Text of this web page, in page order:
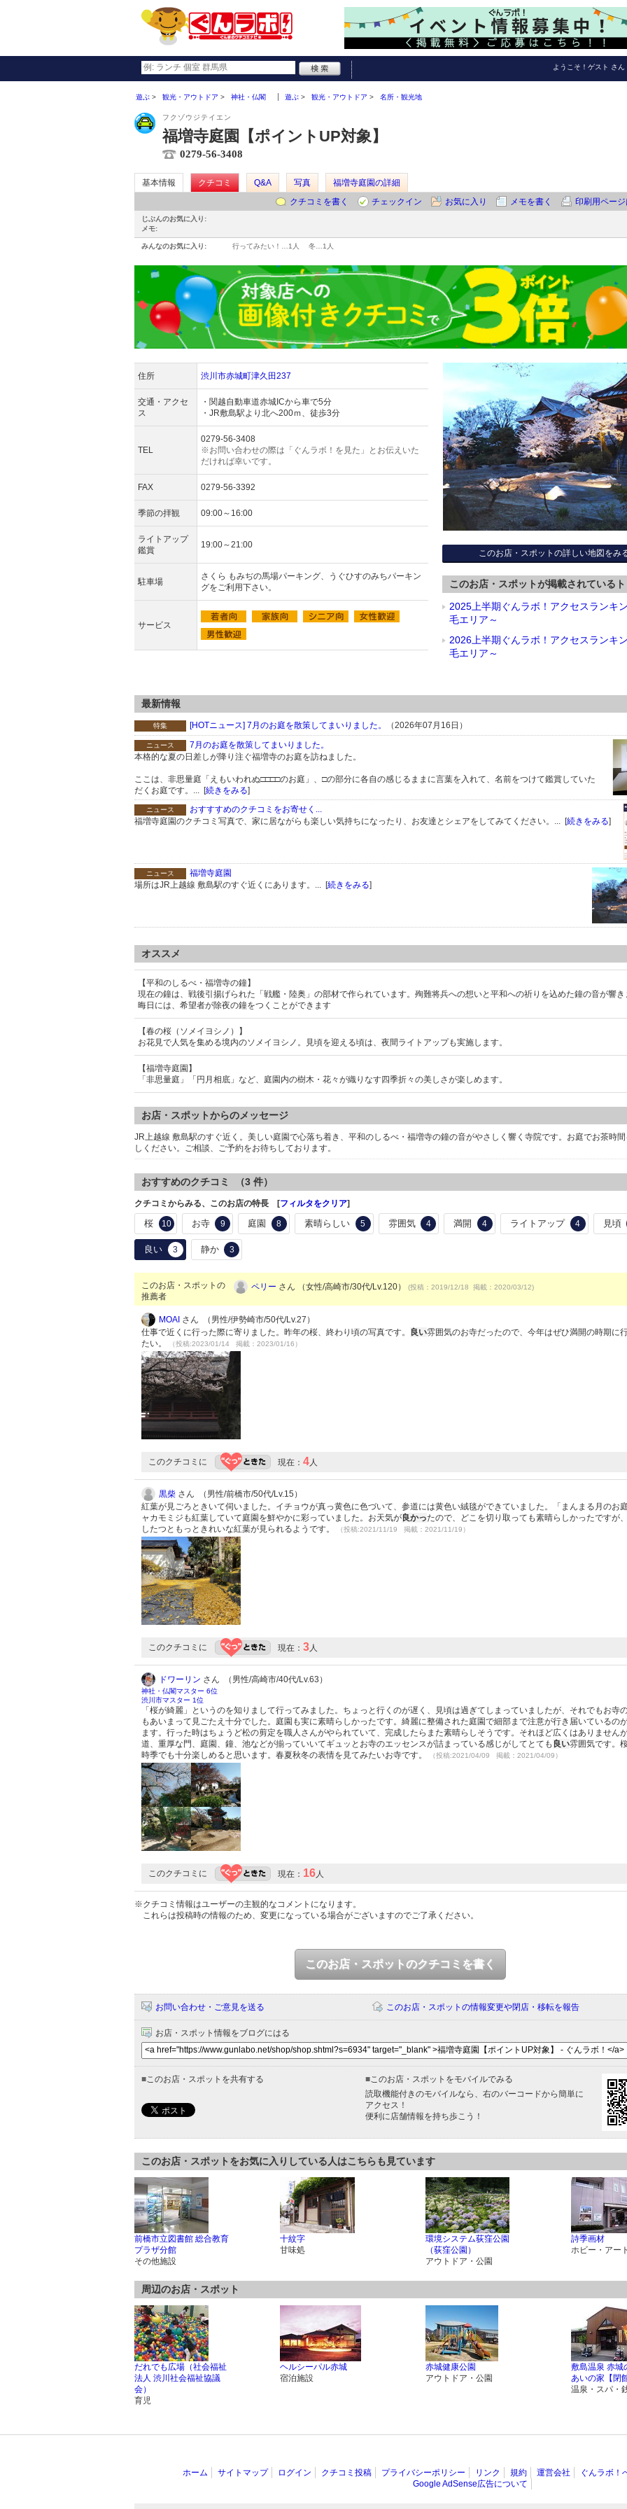
ようこそ！ ゲスト さん
遊ぶ 観光・アウトドア 神社・仏閣 遊ぶ 観光・アウトドア 名所・観光地
フクゾウジテイエン
福増寺庭園【ポイントUP対象】
0279-56-3408
基本情報 クチコミ Q&A 写真
福増寺庭園の詳細
クチコミを書く
チェックイン お気に入り メモを書く 印刷用ページ
じぶんのお気に入り:
メモ:
みんなのお気に入り: 行ってみたい！… 1人 冬… 1人
住所 渋川市赤城町津久田237
交通・アクセ
ス
・関越自動車道赤城ICから車で5分
・JR敷島駅より北へ200ｍ、徒歩3分
TEL
0279-56-3408
※お問い合わせの際は「ぐんラボ！を見た」とお伝えいた
だければ幸いです。
FAX 0279-56-3392
季節の拝観 09:00～16:00
ライトアップ
鑑賞
19:00～21:00
駐車場
さくら もみぢの馬場パーキング、うぐひすのみちパーキン
グをご利用下さい。
サービス
このお店・スポットの詳しい地図をみ
このお店・スポットが掲載されているト
2025上半期ぐんラボ！アクセスランキ
毛エリア～
2026上半期ぐんラボ！アクセスランキ
毛エリア～
最新情報
特集 [HOTニュース] 7月のお庭を散策してまいりました。 （2026年07月16日）
ニュース
7月のお庭を散策してまいりました。
本格的な夏の日差しが降り注ぐ福増寺のお庭を訪ねました。
ここは、非思量庭「えもいわれぬ□□□□のお庭」、□の部分に各自の感じるままに言葉を入れて、名前をつけて鑑賞していた
だくお庭です。... [続きをみる]
ニュース
おすすすめのクチコミをお寄せく...
福増寺庭園のクチコミ写真で、家に居ながらも楽しい気持ちになったり、お友達とシェアをしてみてください。... [続きをみる]
ニュース
福増寺庭園
場所はJR上越線 敷島駅のすぐ近くにあります。... [続きをみる]
オススメ
【平和のしるべ・福増寺の鐘】
現在の鐘は、戦後引揚げられた「戦艦・陸奥」の部材で作られています。殉難将兵への想いと平和への祈りを込めた鐘の音が響き
晦日には、希望者が除夜の鐘をつくことができます
【春の桜（ソメイヨシノ）】
お花見で人気を集める境内のソメイヨシノ。見頃を迎える頃は、夜間ライトアップも実施します。
【福増寺庭園】
「非思量庭」「円月相底」など、庭園内の樹木・花々が織りなす四季折々の美しさが楽しめます。
お店・スポットからのメッセージ
JR上越線 敷島駅のすぐ近く。美しい庭園で心落ち着き、平和のしるべ・福増寺の鐘の音がやさしく響く寺院です。お庭でお茶時
しください。ご相談、ご予約をお待ちしております。
おすすめのクチコミ （3 件）
クチコミからみる、このお店の特長 [フィルタをクリア]
桜 10 お寺 9 庭園 8 素晴らしい 5 雰囲気 4 満開 4 ライトアップ 4 見頃
良い 3 静か 3
このお店・スポットの
推薦者
ペリー さん （女性/高崎市/30代/Lv.120） (投稿：2019/12/18 掲載：2020/03/12)
MOAI さん （男性/伊勢崎市/50代/Lv.27）
仕事で近くに行った際に寄りました。昨年の桜、終わり頃の写真です。
良い雰囲気のお寺だったので、今年はぜひ満開の時期に
たい。
（投稿:2023/01/14 掲載：2023/01/16）
このクチコミに 現在： 4人
黒柴 さん （男性/前橋市/50代/Lv.15）
紅葉が見ごろときいて伺いました。イチョウが真っ黄色に色づいて、参道には黄色い絨毯ができていました。「まんまる月のお
ャカモミジも紅葉していて庭園を鮮やかに彩っていました。お天気が 良かったので、どこを切り取っても素晴らしかったですが
したつともっときれいな紅葉が見られるようです。
（投稿:2021/11/19 掲載：2021/11/19）
このクチコミに 現在： 3人
ドワーリン さん （男性/高崎市/40代/Lv.63）
神社・仏閣マスター 6位
渋川市マスター 1位
「桜が綺麗」というのを知りまして行ってみました。ちょっと行くのが遅く、見頃は過ぎてしまっていましたが、それでもお寺
もあいまって見ごたえ十分でした。庭園も実に素晴らしかったです。綺麗に整備された庭園で細部まで注意が行き届いているの
ます。行った時はちょうど松の剪定を職人さんがやられていて、完成したらまた素晴らしそうです。それほど広くはありません
道、重厚な門、庭園、鐘、池などが揃っていいてギュッとお寺のエッセンスが詰まっている感じがしてとても 良い雰囲気です。
時季でも十分楽しめると思います。春夏秋冬の表情を見てみたいお寺です。
（投稿:2021/04/09 掲載：2021/04/09）
このクチコミに 現在： 16人
※クチコミ情報はユーザーの主観的なコメントになります。
これらは投稿時の情報のため、変更になっている場合がございますのでご了承ください。
このお店・スポットのクチコミを書く
お問い合わせ・ご意見を送る このお店・スポットの情報変更や閉店・移転を報告
お店・スポット情報をブログにはる
■このお店・スポットを共有する ■このお店・スポットをモバイルでみる
読取機能付きのモバイルなら、右のバーコードから簡単に
アクセス！
便利に店舗情報を持ち歩こう！
このお店・スポットをお気に入りしている人はこちらも見ています
前橋市立図書館 総合教育
プラザ分館
その他施設
十紋字
甘味処
環境システム荻窪公園
（荻窪公園）
アウトドア・公園
詩季画材
ホビー・アー
周辺のお店・スポット
だれでも広場（社会福祉
法人 渋川社会福祉協議
会）
育児
ヘルシーパル赤城
宿泊施設
赤城健康公園
アウトドア・公園
敷島温泉 赤城
あいの家【閉館
温泉・スパ・
ホーム サイトマップ ログイン クチコミ投稿 プライバシーポリシー リンク 規約 運営会社 ぐんラボ！
Google AdSense広告について